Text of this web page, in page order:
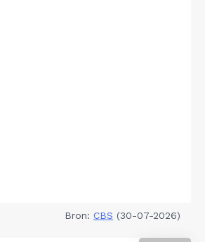
Bron: CBS (30-07-2026)